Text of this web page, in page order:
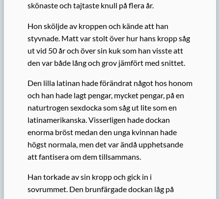
skönaste och tajtaste knull på flera år.
Hon sköljde av kroppen och kände att han
styvnade. Matt var stolt över hur hans kropp såg
ut vid 50 år och över sin kuk som han visste att
den var både lång och grov jämfört med snittet.
Den lilla latinan hade förändrat något hos honom
och han hade lagt pengar, mycket pengar, på en
naturtrogen sexdocka som såg ut lite som en
latinamerikanska. Visserligen hade dockan
enorma bröst medan den unga kvinnan hade
högst normala, men det var ändå upphetsande
att fantisera om dem tillsammans.
Han torkade av sin kropp och gick in i
sovrummet. Den brunfärgade dockan låg på